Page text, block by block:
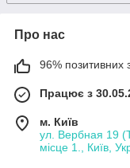
Про нас
96% позитивних з
Працює з
м. Київ
ул. Вербная 19
місце 1., Київ,